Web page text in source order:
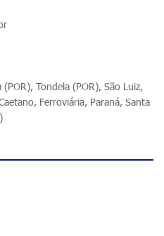
Tondela (POR), São Luiz,
Ferroviária, Paraná, Santa